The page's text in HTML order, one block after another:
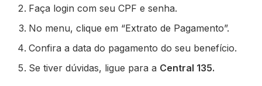
Faça login com seu CPF e senha.
No menu, clique em “Extrato de Pagamento”.
Confira a data do pagamento do seu benefício.
Se tiver dúvidas, ligue para a Central 135.